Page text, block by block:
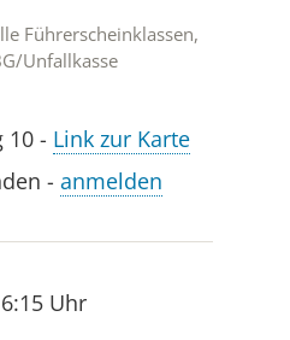
Führerscheinklassen,
Unfallkasse
10- Link zur Karte
- anmelden
Uhr